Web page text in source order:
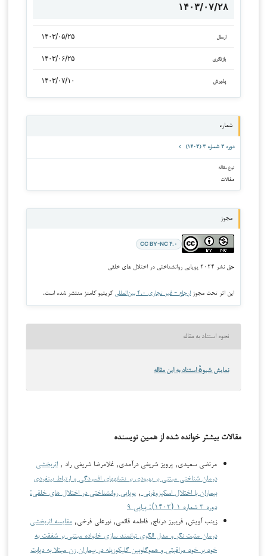
۱۴۰۳/۰۷/۲۸
ارسال ۱۴۰۳/۰۵/۲۵
بازنگری ۱۴۰۳/۰۶/۲۵
پذیرش ۱۴۰۳/۰۷/۱۰
شماره
دوره ۳ شماره ۳ (۱۴۰۳)
نوع مقاله
مقالات
مجوز
CC BY-NC ۴.۰
حق نشر ۲۰۲۴ پویایی روانشناختی در اختلال های خلقی
این اثر تحت مجوز ارجاع - غیر تجاری ۴.۰ بین‌المللی کریتیو کامنز منتشر شده است.
نحوه استناد به مقاله
نمایش شیوهٔ استناد به این مقاله
مقالات بیشتر خوانده شده از همین نویسنده
مرتضی سعیدی, پرویز شریفی درآمدی, غلامرضا شریفی راد , اثربخشی
درمان شناختی مبتنی بر بهبودی بر نشانههای افسردگی و ارتباط بینفردی
بیماران با اختلال اسکیزوفرنی , پویایی روانشناختی در اختلال های خلقی:
دوره ۳ شماره ۱ (۱۴۰۳): پیاپی ۹
زینب آویش, فریبرز درتاج, فاطمه قائمی, نورعلی فرخی, مقایسه اثربخشی
درمان مثبت نگر و مدل الگوی توانمند سازی خانواده مبتنی بر شفقت به
خود بر خود مراقبتی و هموگلوبین گلیکوزیله در بیماران زن مبتلا به دیابت